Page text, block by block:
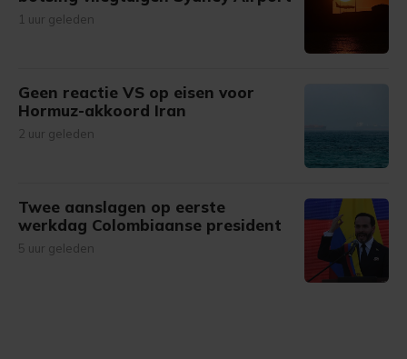
1 uur geleden
Geen reactie VS op eisen voor
Hormuz-akkoord Iran
2 uur geleden
Twee aanslagen op eerste
werkdag Colombiaanse president
5 uur geleden